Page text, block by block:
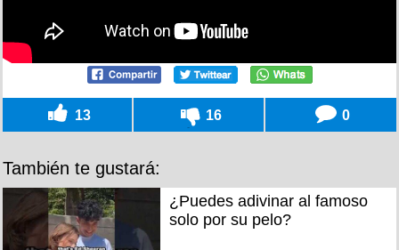
13 16 0
También te gustará:
¿Puedes adivinar al famoso
solo por su pelo?